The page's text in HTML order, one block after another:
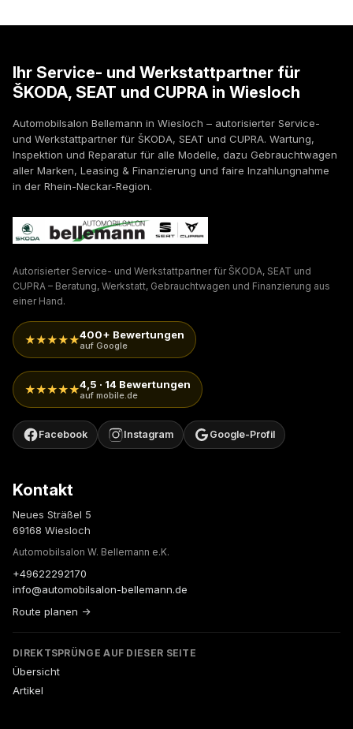
Ihr Service- und Werkstattpartner für
ŠKODA, SEAT und CUPRA in Wiesloch
Automobilsalon Bellemann in Wiesloch – autorisierter Service-
und Werkstattpartner für ŠKODA, SEAT und CUPRA. Wartung,
Inspektion und Reparatur für alle Modelle, dazu Gebrauchtwagen
aller Marken, Leasing & Finanzierung und faire Inzahlungnahme
in der Rhein-Neckar-Region.
Autorisierter Service- und Werkstattpartner für ŠKODA, SEAT und
CUPRA – Beratung, Werkstatt, Gebrauchtwagen und Finanzierung aus
einer Hand.
★★★★★400+ Bewertungen
auf Google
★★★★★4,5 · 14 Bewertungen
auf mobile.de
Facebook Instagram Google-Profil
Kontakt
Neues Sträßel 5
69168 Wiesloch
Automobilsalon W. Bellemann e.K.
+49622292170
info@automobilsalon-bellemann.de
Route planen →
DIREKTSPRÜNGE AUF DIESER SEITE
Übersicht
Artikel